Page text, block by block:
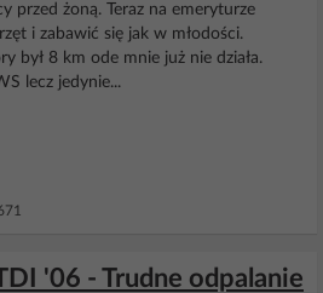
przed żoną. Teraz na emeryturze
i zabawić się jak w młodości.
był 8 km ode mnie już nie działa.
lecz jedynie...
'06 - Trudne odpalanie